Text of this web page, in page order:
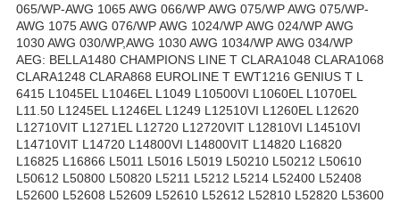
065/WP-AWG 1065 AWG 066/WP AWG 075/WP AWG 075/WP-
AWG 1075 AWG 076/WP AWG 1024/WP AWG 024/WP AWG
1030 AWG 030/WP,AWG 1030 AWG 1034/WP AWG 034/WP
AEG: BELLA1480 CHAMPIONS LINE T CLARA1048 CLARA1068
CLARA1248 CLARA868 EUROLINE T EWT1216 GENIUS T L
6415 L1045EL L1046EL L1049 L10500VI L1060EL L1070EL
L11.50 L1245EL L1246EL L1249 L12510VI L1260EL L12620
L12710VIT L1271EL L12720 L12720VIT L12810VI L14510VI
L14710VIT L14720 L14800VI L14800VIT L14820 L16820
L16825 L16866 L5011 L5016 L5019 L50210 L50212 L50610
L50612 L50800 L50820 L5211 L5212 L5214 L52400 L52408
L52600 L52608 L52609 L52610 L52612 L52810 L52820 L53600